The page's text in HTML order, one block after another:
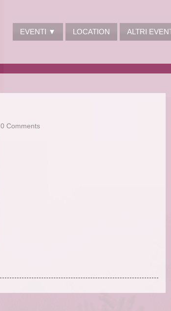
EVENTI ▼ LOCATION ALTRI
0 Comments